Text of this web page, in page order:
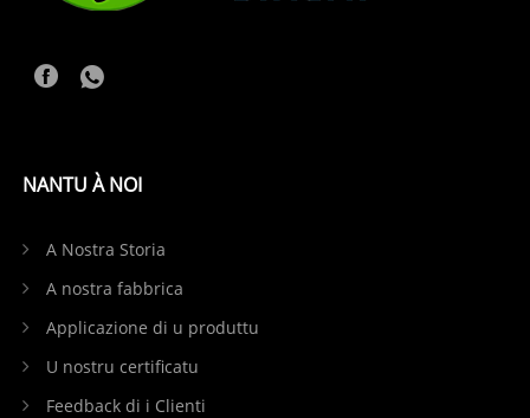
NANTU À NOI
A Nostra Storia
A nostra fabbrica
Applicazione di u produttu
U nostru certificatu
Feedback di i Clienti